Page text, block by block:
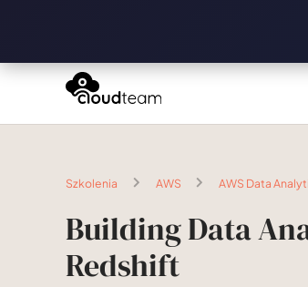
Szkolenia AWS AWS Data
Building Data
Redshift